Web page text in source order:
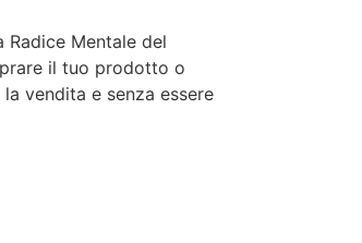
Radice Mentale del
il tuo prodotto o
vendita e senza essere